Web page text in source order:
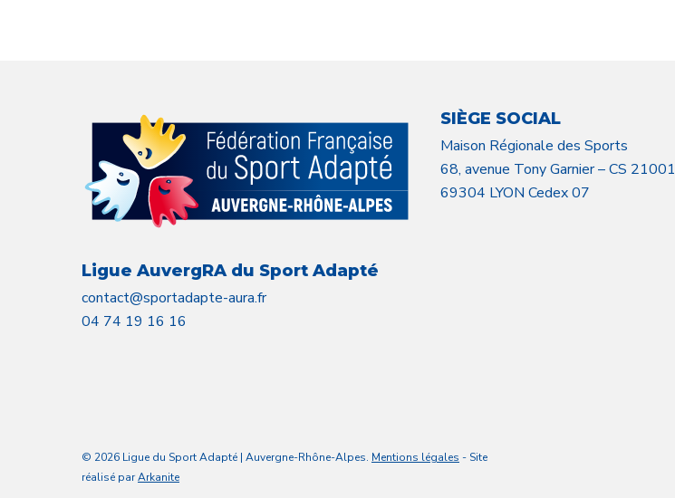
Ligue AuvergRA du Sport Adapté
contact@sportadapte-aura.fr
04 74 19 16 16
SIÈGE SOCIAL
Maison Régionale des Sports
68, avenue Tony Garnier – CS 21001
69304 LYON Cedex 07
© 2026 Ligue du Sport Adapté | Auvergne-Rhône-Alpes. Mentions légales - Site
réalisé parArkanite